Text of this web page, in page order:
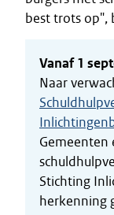
best trots op",
Vanaf 1
Naar
Gemeenten
Stichting
herkenning